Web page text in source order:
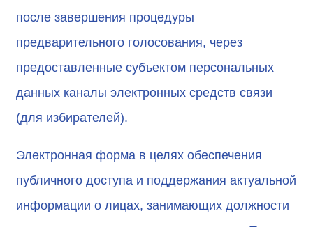
после завершения процедуры
предварительного голосования, через
предоставленные субъектом персональных
данных каналы электронных средств связи
(для избирателей).
Электронная форма в целях обеспечения
публичного доступа и поддержания актуальной
информации о лицах, занимающих должности